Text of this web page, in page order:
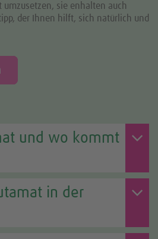
sie enhalten auch
der Ihnen hilft, sich natürlich und
und wo kommt
in der